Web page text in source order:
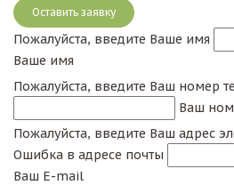
Оставить заявку
Пожалуйста, введите Ваше имя
Ваше имя
Пожалуйста, введите Ваш номер
Ваш
Пожалуйста, введите Ваш адрес
Ошибка в адресе почты
Ваш E-mail